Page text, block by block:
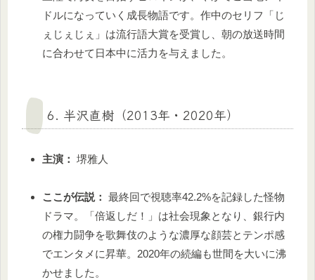
ドルになっていく成長物語です。作中のセリフ「じ
ぇじぇじぇ」は流行語大賞を受賞し、朝の放送時間
に合わせて日本中に活力を与えました。
6. 半沢直樹（2013年・2020年）
主演： 堺雅人
ここが伝説： 最終回で視聴率42.2%を記録した怪物
ドラマ。「倍返しだ！」は社会現象となり、銀行内
の権力闘争を歌舞伎のような濃厚な顔芸とテンポ感
でエンタメに昇華。2020年の続編も世間を大いに沸
かせました。